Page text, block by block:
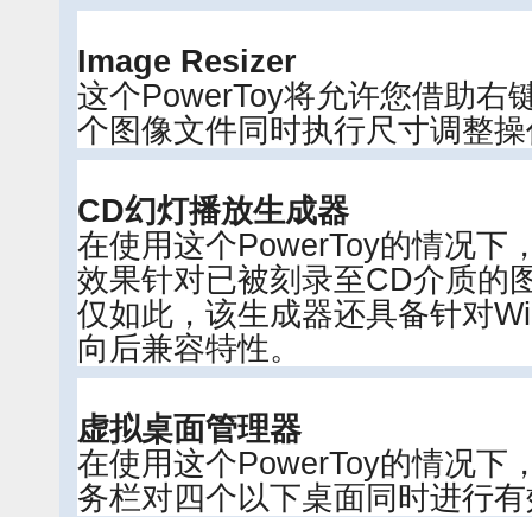
Image Resizer
这个PowerToy将允许您借助右
个图像文件同时执行尺寸调整
CD幻灯播放生成器
在使用这个PowerToy的情况下
效果针对已被刻录至CD介质的
仅如此，该生成器还具备针对
向后兼容特性。
虚拟桌面管理器
在使用这个PowerToy的情况下
务栏对四个以下桌面同时进行